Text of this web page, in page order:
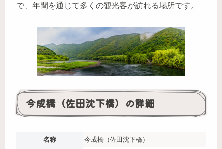
で、年間を通じて多くの観光客が訪れる場所です。
今成橋（佐田沈下橋）の詳細
名称
今成橋（佐田沈下橋）